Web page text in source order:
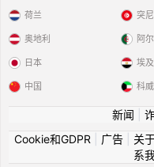
荷兰
奥地利
日本
中国
突
阿
埃及
科
新闻
Cookie和GDPR
广告| 关
系